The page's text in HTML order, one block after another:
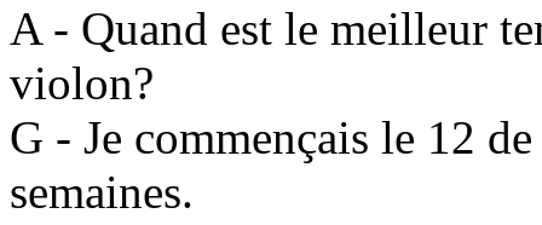
A - Quand est le meilleur
violon?
G - Je commençais le 12
semaines.